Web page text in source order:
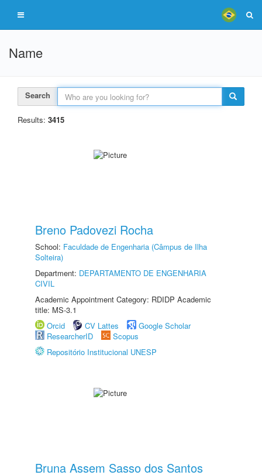
Name
Search
Results: 3415
Breno Padovezi Rocha
School: Faculdade de Engenharia (Câmpus de Ilha
Solteira)
Department: DEPARTAMENTO DE ENGENHARIA
CIVIL
Academic Appointment Category: RDIDP Academic
title: MS-3.1
Orcid
CV Lattes
Google Scholar
ResearcherID
Scopus
Repositório Institucional UNESP
Bruna Assem Sasso dos Santos